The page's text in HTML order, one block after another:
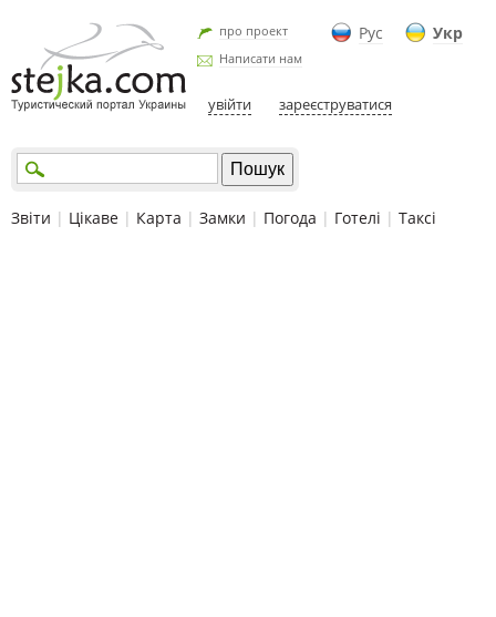
Рус Укр
про проект
Написати нам
увійти зареєструватися
Звіти | Цікаве | Карта | Замки | Погода | Готелі | Таксі